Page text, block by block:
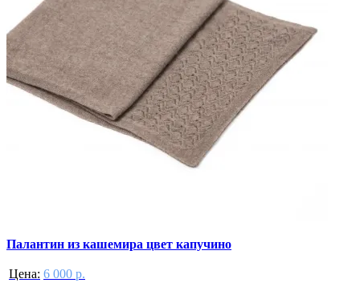
Палантин из кашемира цвет капучино
Цена: 6 000 р.